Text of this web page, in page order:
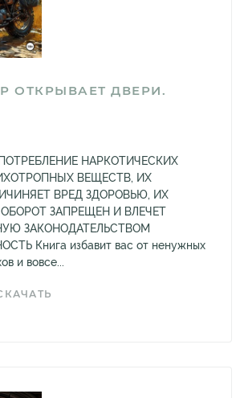
ОТКРЫВАЕТ ДВЕРИ.
НАРКОТИЧЕСКИХ
ВЕЩЕСТВ, ИХ
ВРЕД ЗДОРОВЬЮ, ИХ
ЗАПРЕЩЕН И ВЛЕЧЕТ
ЗАКОНОДАТЕЛЬСТВОМ
Книга избавит вас от ненужных
и вовсе...